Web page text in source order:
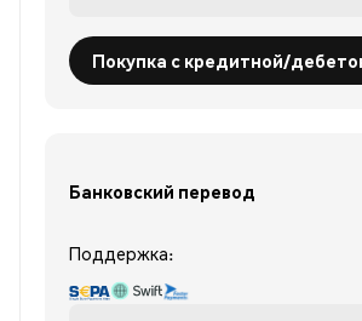
Покупка с кредитной/
Банковский перевод
Поддержка: